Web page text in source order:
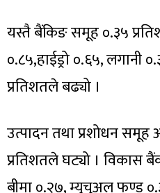
यस्तै बैंकिङ समूह ०.३५
०.८५,हाईड्रो ०.६५, लगानी
प्रतिशतले बढ्यो ।
उत्पादन तथा प्रशोधन समूह
प्रतिशतले घट्यो । विकास
बीमा ०.२७, म्युचुअल फण्ड